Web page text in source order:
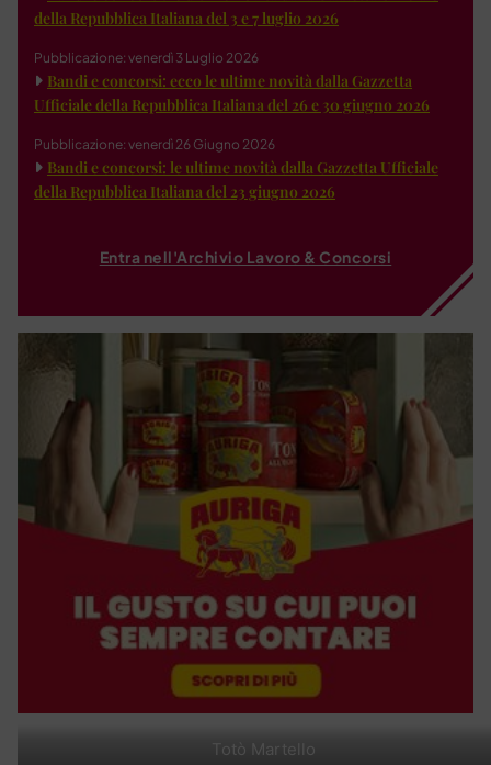
Totò Martello
della Repubblica Italiana del 3 e 7 luglio 2026
Pubblicazione: venerdì 3 Luglio 2026
Bandi e concorsi: ecco le ultime novità dalla Gazzetta
Ufficiale della Repubblica Italiana del 26 e 30 giugno 2026
Pubblicazione: venerdì 26 Giugno 2026
Bandi e concorsi: le ultime novità dalla Gazzetta Ufficiale
della Repubblica Italiana del 23 giugno 2026
Entra nell'Archivio Lavoro & Concorsi